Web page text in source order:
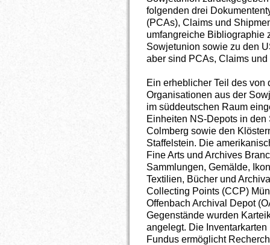
folgenden drei
(PCAs), Claims und
umfangreiche Bibliographie
Sowjetunion sowie zu den
aber sind PCAs, Claims
Ein erheblicher Teil des
Organisationen aus der
im süddeutschen Raum
Einheiten NS-Depots in
Colmberg sowie den
Staffelstein. Die
Fine Arts und Archives
Sammlungen, Gemälde,
Textilien, Bücher und
Collecting Points (CCP)
Offenbach Archival Depot
Gegenstände wurden
angelegt. Die
Fundus ermöglicht